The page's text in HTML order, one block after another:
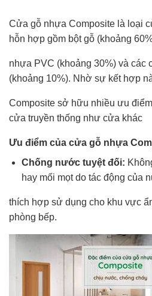
Cửa gỗ nhựa Composite là loại
hỗn hợp gồm bột gỗ (khoảng
nhựa PVC (khoảng 30%) và các
(khoảng 10%). Nhờ sự kết hợp
Composite sở hữu nhiều ưu
cửa truyền thống như cửa khác
Ưu điểm của cửa gỗ nhựa
Chống nước tuyệt đối:
hay mối mọt do tác động của
thích hợp sử dụng cho khu vực
phòng bếp.